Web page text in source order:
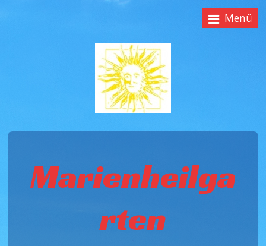
Menü
Marienheilga
rten